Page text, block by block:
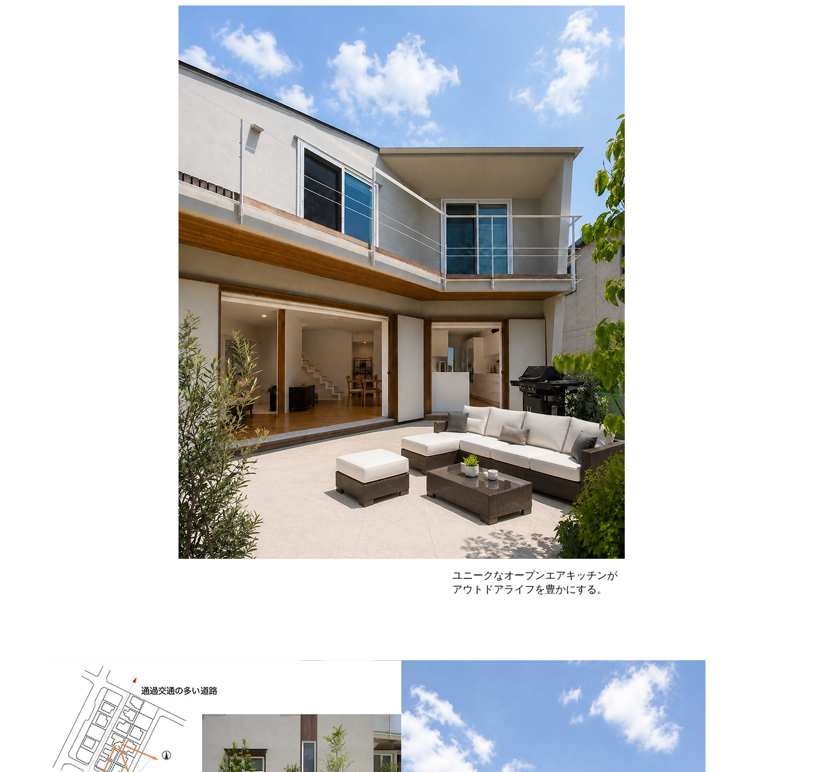
ユニークなオープンエアキッチンが
アウトドアライフを豊かにする。